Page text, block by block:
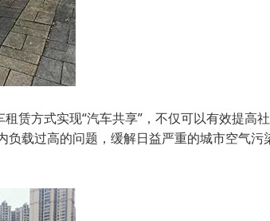
赁方式实现“汽车共享”，不仅可以有效提高
载过高的问题，缓解日益严重的城市空气污